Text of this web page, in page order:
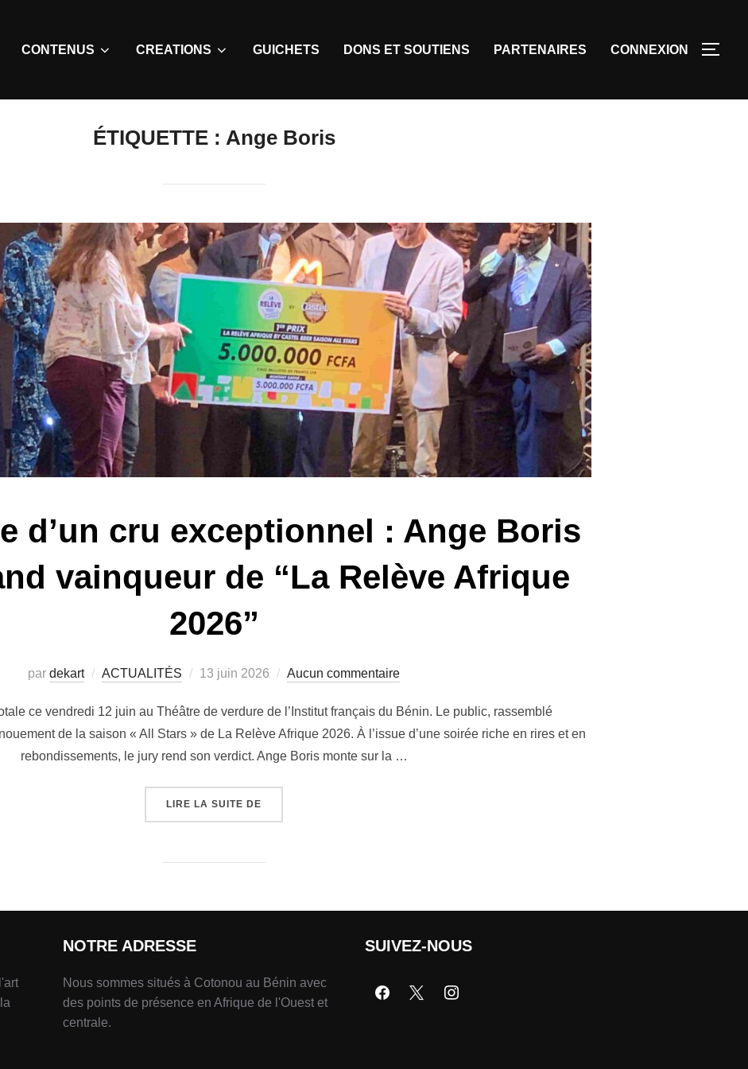
CONTENUS CREATIONS GUICHETS DONS ET SOUTIENS PARTENAIRES CONNEXION
ÉTIQUETTE : Ange Boris
d’un cru exceptionnel : Ange Boris
vainqueur de “La Relève Afrique
2026”
par dekart ACTUALITÉS 13 juin 2026 Aucun commentaire
ce vendredi 12 juin au Théâtre de verdure de l’Institut français du Bénin. Le public, rassemblé
de la saison « All Stars » de La Relève Afrique 2026. À l’issue d’une soirée riche en rires et en
rebondissements, le jury rend son verdict. Ange Boris monte sur la …
LIRE LA SUITE DE
NOTRE ADRESSE
Nous sommes situés à Cotonou au Bénin avec
des points de présence en Afrique de l'Ouest et
centrale.
SUIVEZ-NOUS